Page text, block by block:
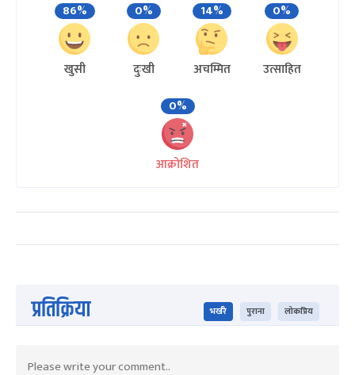
86%
खुसी
0%
दुःखी
14%
अचम्मित
0%
उत्साहित
0%
आक्रोशित
प्रतिक्रिया भर्खरै पुराना लोकप्रिय